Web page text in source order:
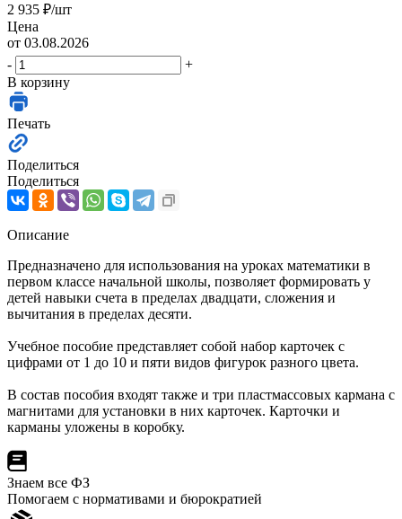
2 935 ₽/шт
Цена
от 03.08.2026
-
+
В корзину
Печать
Поделиться
Поделиться
Описание
Предназначено для использования на уроках математики в
первом классе начальной школы, позволяет формировать у
детей навыки счета в пределах двадцати, сложения и
вычитания в пределах десяти.
Учебное пособие представляет собой набор карточек с
цифрами от 1 до 10 и пяти видов фигурок разного цвета.
В состав пособия входят также и три пластмассовых кармана с
магнитами для установки в них карточек. Карточки и
карманы уложены в коробку.
Знаем все ФЗ
Помогаем с нормативами и бюрократией